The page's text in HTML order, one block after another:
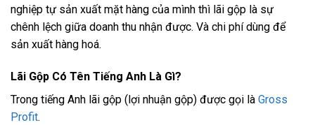
nghiệp tự sản xuất mặt hàng của mình thì lãi gộp là sự
chênh lệch giữa doanh thu nhận được. Và chi phí dùng để
sản xuất hàng hoá.
Lãi Gộp Có Tên Tiếng Anh Là Gì?
Trong tiếng Anh lãi gộp (lợi nhuận gộp) được gọi là Gross
Profit.